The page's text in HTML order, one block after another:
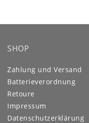
SHOP
Zahlung und Versand
Batterieverordnung
Retoure
Impressum
Daten­schutz­erklärung